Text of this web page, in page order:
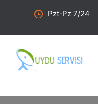
Pzt-Pz 7/24